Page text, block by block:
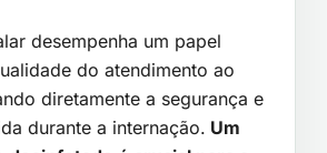
desempenha um papel
do atendimento ao
diretamente a segurança e
durante a internação. Um